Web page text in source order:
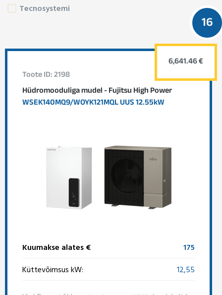
Tecnosystemi
16
Toote ID: 2198
Hüdromooduliga mudel - Fujitsu High Power
WSEK140MQ9/WOYK121MQL UUS 12.55kW
Kuumakse alates €
175
Küttevõimsus kW:
12,55
6,641.46 €